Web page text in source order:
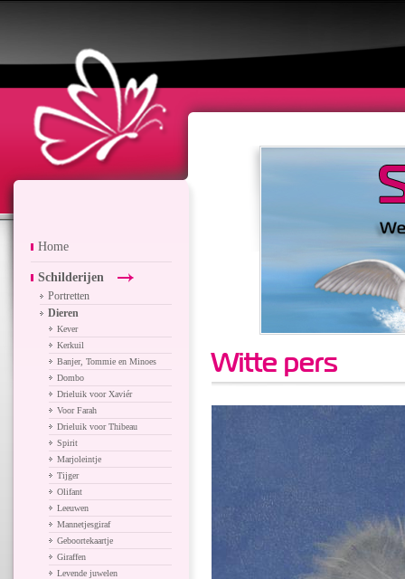
Home
Schilderijen
Portretten
Dieren
Kever
Kerkuil
Banjer, Tommie en Minoes
Dombo
Drieluik voor Xaviér
Voor Farah
Drieluik voor Thibeau
Spirit
Marjoleintje
Tijger
Olifant
Leeuwen
Mannetjesgiraf
Geboortekaartje
Giraffen
Levende juwelen
Witte pers